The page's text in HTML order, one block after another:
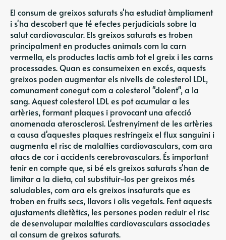
El consum de greixos saturats s'ha estudiat àmpliament
i s'ha descobert que té efectes perjudicials sobre la
salut cardiovascular. Els greixos saturats es troben
principalment en productes animals com la carn
vermella, els productes lactis amb tot el greix i les carns
processades. Quan es consumeixen en excés, aquests
greixos poden augmentar els nivells de colesterol LDL,
comunament conegut com a colesterol "dolent", a la
sang. Aquest colesterol LDL es pot acumular a les
artèries, formant plaques i provocant una afecció
anomenada aterosclerosi. L'estrenyiment de les artèries
a causa d'aquestes plaques restringeix el flux sanguini i
augmenta el risc de malalties cardiovasculars, com ara
atacs de cor i accidents cerebrovasculars. És important
tenir en compte que, si bé els greixos saturats s'han de
limitar a la dieta, cal substituir-los per greixos més
saludables, com ara els greixos insaturats que es
troben en fruits secs, llavors i olis vegetals. Fent aquests
ajustaments dietètics, les persones poden reduir el risc
de desenvolupar malalties cardiovasculars associades
al consum de greixos saturats.